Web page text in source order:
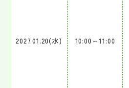
2027.01.20(水) 10:00～11:00